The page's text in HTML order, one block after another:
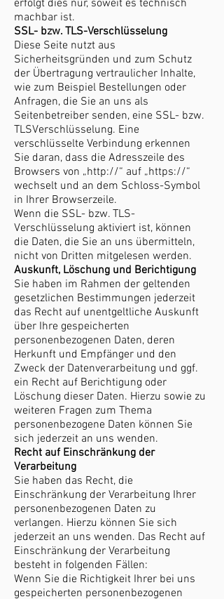
erfolgt dies nur, soweit es technisch
machbar ist.
SSL- bzw. TLS-Verschlüsselung
Diese Seite nutzt aus
Sicherheitsgründen und zum Schutz
der Übertragung vertraulicher Inhalte,
wie zum Beispiel Bestellungen oder
Anfragen, die Sie an uns als
Seitenbetreiber senden, eine SSL- bzw.
TLSVerschlüsselung. Eine
verschlüsselte Verbindung erkennen
Sie daran, dass die Adresszeile des
Browsers von „http://“ auf „https://“
wechselt und an dem Schloss-Symbol
in Ihrer Browserzeile.
Wenn die SSL- bzw. TLS-
Verschlüsselung aktiviert ist, können
die Daten, die Sie an uns übermitteln,
nicht von Dritten mitgelesen werden.
Auskunft, Löschung und Berichtigung
Sie haben im Rahmen der geltenden
gesetzlichen Bestimmungen jederzeit
das Recht auf unentgeltliche Auskunft
über Ihre gespeicherten
personenbezogenen Daten, deren
Herkunft und Empfänger und den
Zweck der Datenverarbeitung und ggf.
ein Recht auf Berichtigung oder
Löschung dieser Daten. Hierzu sowie zu
weiteren Fragen zum Thema
personenbezogene Daten können Sie
sich jederzeit an uns wenden.
Recht auf Einschränkung der
Verarbeitung
Sie haben das Recht, die
Einschränkung der Verarbeitung Ihrer
personenbezogenen Daten zu
verlangen. Hierzu können Sie sich
jederzeit an uns wenden. Das Recht auf
Einschränkung der Verarbeitung
besteht in folgenden Fällen:
Wenn Sie die Richtigkeit Ihrer bei uns
gespeicherten personenbezogenen